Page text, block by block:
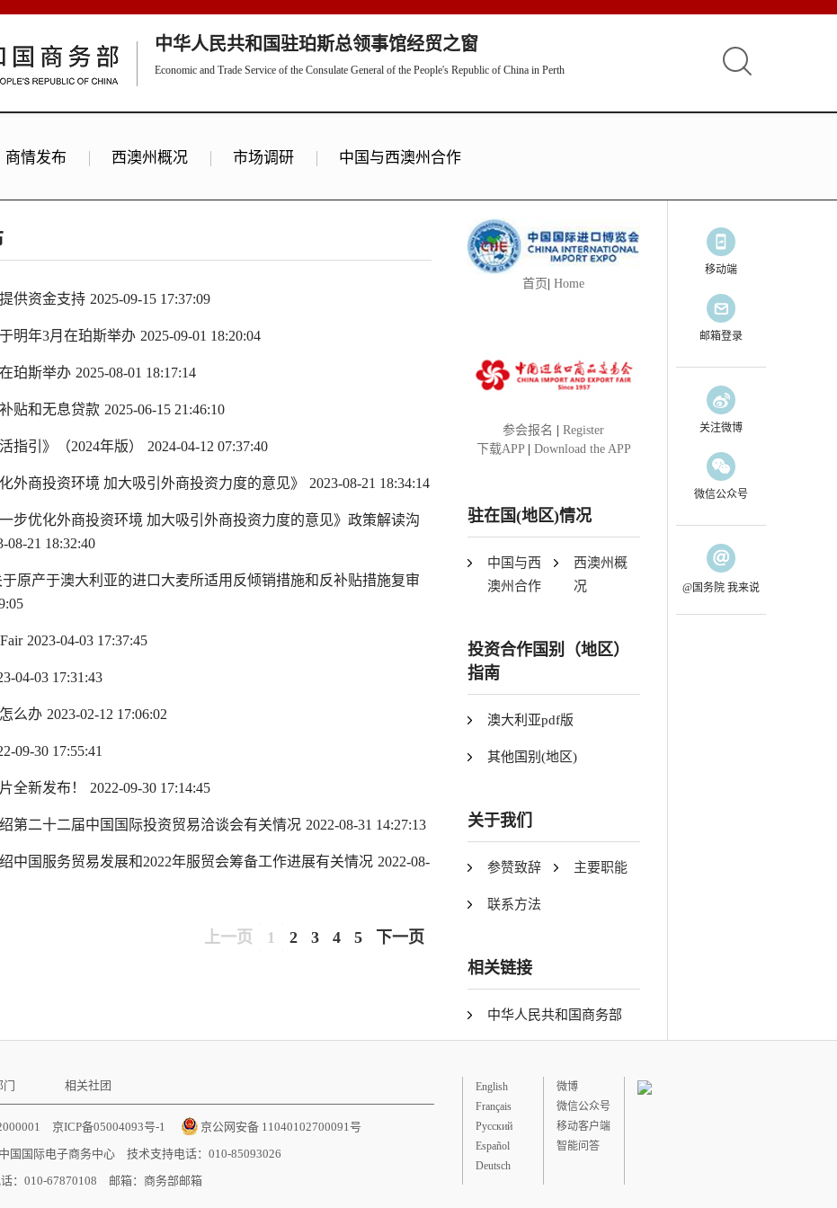
中华人民共和国驻珀斯总领事馆经贸之窗
Economic and Trade Service of the Consulate General of the People's Republic of China in Perth
商情发布 西澳州概况 市场调研 中国与西澳州合作
供资金支持 2025-09-15 17:37:09
明年3月在珀斯举办 2025-09-01 18:20:04
珀斯举办 2025-08-01 18:17:14
贴和无息贷款 2025-06-15 21:46:10
指引》（2024年版） 2024-04-12 07:37:40
外商投资环境 加大吸引外商投资力度的意见》 2023-08-21 18:34:14
步优化外商投资环境 加大吸引外商投资力度的意见》政策解读沟
08-21 18:32:40
于原产于澳大利亚的进口大麦所适用反倾销措施和反补贴措施复审
2023-04-03 17:37:45
04-03 17:31:43
么办 2023-02-12 17:06:02
09-30 17:55:41
全新发布！ 2022-09-30 17:14:45
第二十二届中国国际投资贸易洽谈会有关情况 2022-08-31 14:27:13
中国服务贸易发展和2022年服贸会筹备工作进展有关情况 2022-08-
上一页 1 2 3 4 5 下一页
首页 |Home
参会报名 |Register
下载APP| Download the APP
驻在国(地区)情况
中国与西
澳州合作
西澳州概
况
投资合作国别（地区）
指南
澳大利亚pdf版
其他国别(地区)
关于我们
参赞致辞 主要职能
联系方法
相关链接
中华人民共和国商务部
移动端
邮箱登录
关注微博
微信公众号
@国务院 我来说
门 相关社团
京ICP备05004093号-1
京公网安备 11040102700091号
中国国际电子商务中心 技术支持电话：010-85093026
：010-67870108 邮箱：商务部邮箱
English
Français
Русский
Español
Deutsch
微博
微信公众号
移动客户端
智能问答